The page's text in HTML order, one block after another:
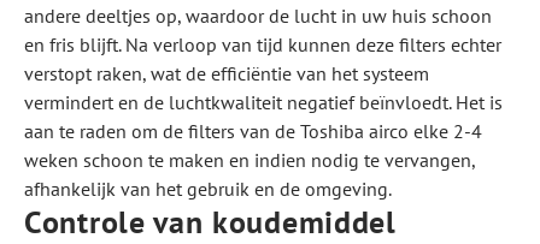
andere deeltjes op, waardoor de lucht in uw huis schoon
en fris blijft. Na verloop van tijd kunnen deze filters echter
verstopt raken, wat de efficiëntie van het systeem
vermindert en de luchtkwaliteit negatief beïnvloedt. Het is
aan te raden om de filters van de Toshiba airco elke 2-4
weken schoon te maken en indien nodig te vervangen,
afhankelijk van het gebruik en de omgeving.
Controle van koudemiddel